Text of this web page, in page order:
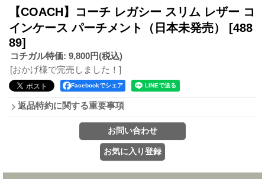
【COACH】コーチ レガシー スリム レザー コ
インケース パーチメント（日本未発売） [488
89]
コチガル特価: 9,800円(税込)
[おかげ様で完売しました！]
Facebookでシェア
返品特約に関する重要事項